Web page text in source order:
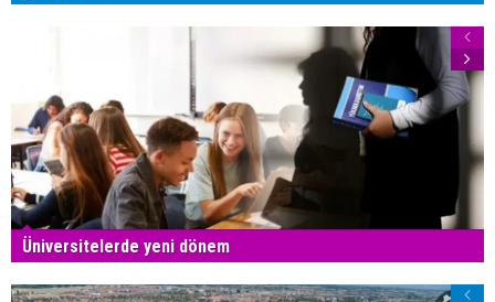
Üniversitelerde yeni dönem